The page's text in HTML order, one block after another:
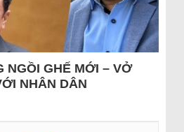
NGỒI GHẾ MỚI – VỞ
NHÂN DÂN